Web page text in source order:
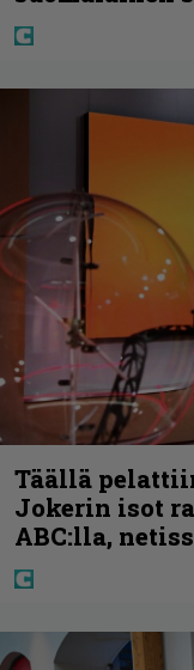
Täällä
Jokerin isot
ABC:lla,